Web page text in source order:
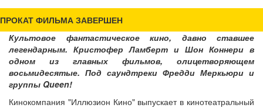
ПРОКАТ ФИЛЬМА ЗАВЕРШЕН
Культовое фантастическое кино, давно ставшее
легендарным. Кристофер Ламберт и Шон Коннери в
одном из главных фильмов, олицетворяющем
восьмидесятые. Под саундтреки Фредди Меркьюри и
группы Queen!
Кинокомпания "Иллюзион Кино" выпускает в кинотеатральный